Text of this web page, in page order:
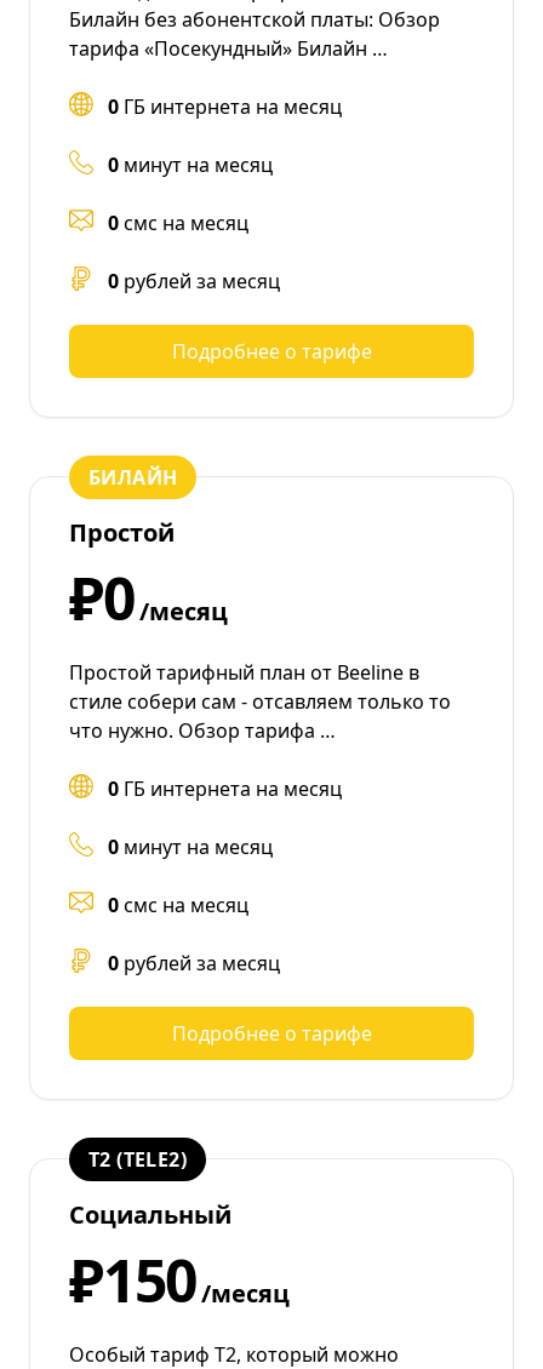
Билайн без абонентской платы: Обзор
тарифа «Посекундный» Билайн …
0 ГБ интернета на месяц
0 минут на месяц
0смс на месяц
0 рублей за месяц
Подробнее о тарифе
БИЛАЙН
Простой
₽0/месяц
Простой тарифный план от Beeline в
стиле собери сам - отсавляем только то
что нужно. Обзор тарифа …
0 ГБ интернета на месяц
0 минут на месяц
0смс на месяц
0 рублей за месяц
Подробнее о тарифе
T2 (TELE2)
Социальный
₽150/месяц
Особый тариф Т2, который можно